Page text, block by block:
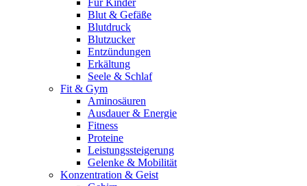
Für Kinder
Blut & Gefäße
Blutdruck
Blutzucker
Entzündungen
Erkältung
Seele & Schlaf
Fit & Gym
Aminosäuren
Ausdauer & Energie
Fitness
Proteine
Leistungssteigerung
Gelenke & Mobilität
Konzentration & Geist